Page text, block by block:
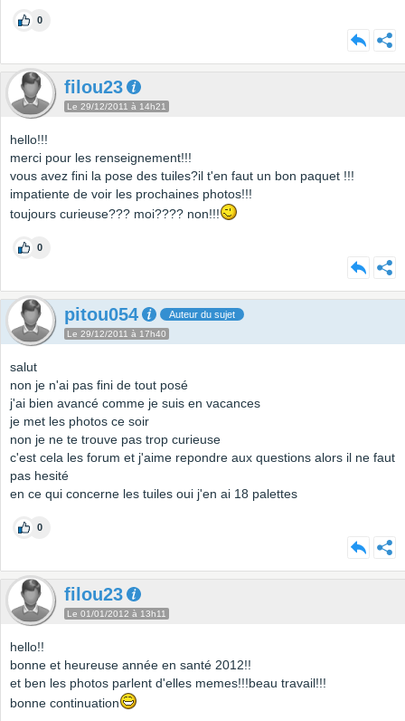
0
filou23
Le 29/12/2011 à 14h21
hello!!!
merci pour les renseignement!!!
vous avez fini la pose des tuiles?il t'en faut un bon paquet !!!
impatiente de voir les prochaines photos!!!
toujours curieuse??? moi???? non!!!
0
pitou054 Auteur du sujet
Le 29/12/2011 à 17h40
salut
non je n'ai pas fini de tout posé
j'ai bien avancé comme je suis en vacances
je met les photos ce soir
non je ne te trouve pas trop curieuse
c'est cela les forum et j'aime repondre aux questions alors il ne faut
pas hesité
en ce qui concerne les tuiles oui j'en ai 18 palettes
0
filou23
Le 01/01/2012 à 13h11
hello!!
bonne et heureuse année en santé 2012!!
et ben les photos parlent d'elles memes!!!beau travail!!!
bonne continuation